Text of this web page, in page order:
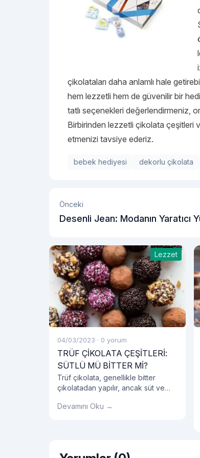
çikolataları daha anlamlı hale
hem lezzetli hem de güvenilir bir
tatlı seçenekleri değerlendirmeniz,
Birbirinden lezzetli çikolata çeşitleri
etmenizi tavsiye ederiz.
bebek hediyesi dekorlu çikolata
Önceki
Desenli Jean: Modanın Yaratıcı
Lezzet
04/03/2023 · 0 yorum
TRÜF ÇİKOLATA ÇEŞİTLERİ:
SÜTLÜ MÜ BİTTER Mİ?
Trüf çikolata, genellikle bitter
çikolatadan yapılır, ancak süt ve
yapılabilir. Farklı çikolata çeşitleri,
Devamını Oku →